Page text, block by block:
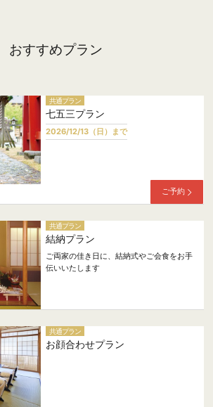
おすすめプラン
共通プラン
七五三プラン
2026/12/13（日）まで
ご予約
共通プラン
結納プラン
ご両家の佳き日に、結納式やご会食をお手
伝いいたします
共通プラン
お顔合わせプラン